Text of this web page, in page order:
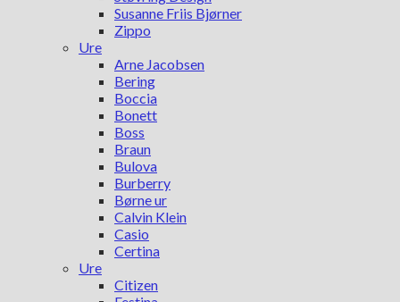
Susanne Friis Bjørner
Zippo
Ure
Arne Jacobsen
Bering
Boccia
Bonett
Boss
Braun
Bulova
Burberry
Børne ur
Calvin Klein
Casio
Certina
Ure
Citizen